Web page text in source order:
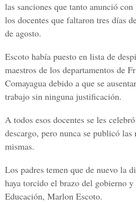
las sanciones que tanto anunció
los docentes que faltaron tres días
de agosto.
Escoto había puesto en lista de
maestros de los departamentos de
Comayagua debido a que se
trabajo sin ninguna justificación.
A todos esos docentes se les
descargo, pero nunca se publicó las
mismas.
Los padres temen que de nuevo la
haya torcido el brazo del gobierno
Educación, Marlon Escoto.